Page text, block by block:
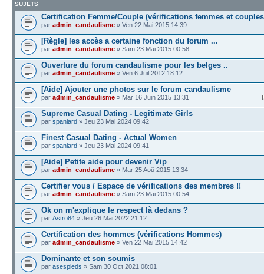
SUJETS
Certification Femme/Couple (vérifications femmes et
par admin_candaulisme » Ven 22 Mai 2015 14:39
[Règle] les accès a certaine fonction du forum ...
par admin_candaulisme » Sam 23 Mai 2015 00:58
Ouverture du forum candaulisme pour les belges ..
par admin_candaulisme » Ven 6 Juil 2012 18:12
[Aide] Ajouter une photos sur le forum candaulisme
par admin_candaulisme » Mar 16 Juin 2015 13:31
Supreme Сasual Dating - Legitimate Girls
par spaniard » Jeu 23 Mai 2024 09:42
Finest Сasual Dating - Actual Women
par spaniard » Jeu 23 Mai 2024 09:41
[Aide] Petite aide pour devenir Vip
par admin_candaulisme » Mar 25 Aoû 2015 13:34
Certifier vous / Espace de vérifications des membres !!
par admin_candaulisme » Sam 23 Mai 2015 00:54
Ok on m'explique le respect là dedans ?
par Astro84 » Jeu 26 Mai 2022 21:12
Certification des hommes (vérifications Hommes)
par admin_candaulisme » Ven 22 Mai 2015 14:42
Dominante et son soumis
par asespieds » Sam 30 Oct 2021 08:01